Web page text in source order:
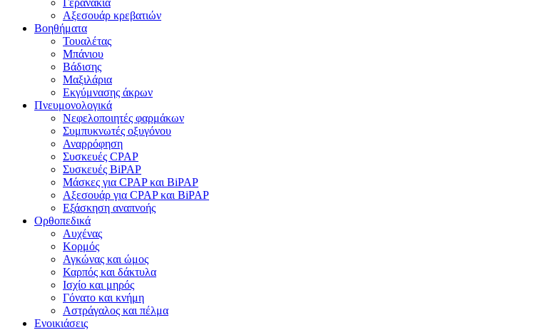
Γερανάκια
Αξεσουάρ κρεβατιών
Βοηθήματα
Τουαλέτας
Μπάνιου
Βάδισης
Μαξιλάρια
Εκγύμνασης άκρων
Πνευμονολογικά
Νεφελοποιητές φαρμάκων
Συμπυκνωτές οξυγόνου
Αναρρόφηση
Συσκευές CPAP
Συσκευές BiPAP
Μάσκες για CPAP και BiPAP
Αξεσουάρ για CPAP και BiPAP
Εξάσκηση αναπνοής
Ορθοπεδικά
Αυχένας
Κορμός
Αγκώνας και ώμος
Καρπός και δάκτυλα
Ισχίο και μηρός
Γόνατο και κνήμη
Αστράγαλος και πέλμα
Ενοικιάσεις